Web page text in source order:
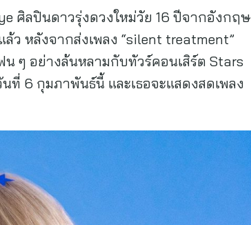
ศิลปินดาวรุ่งดวงใหม่วัย 16 ปีจากอังกฤษ
ว หลังจากส่งเพลง “silent treatment”
น ๆ อย่างล้นหลามกับทัวร์คอนเสิร์ต Stars
นที่ 6 กุมภาพันธ์นี้ และเธอจะแสดงสดเพลง